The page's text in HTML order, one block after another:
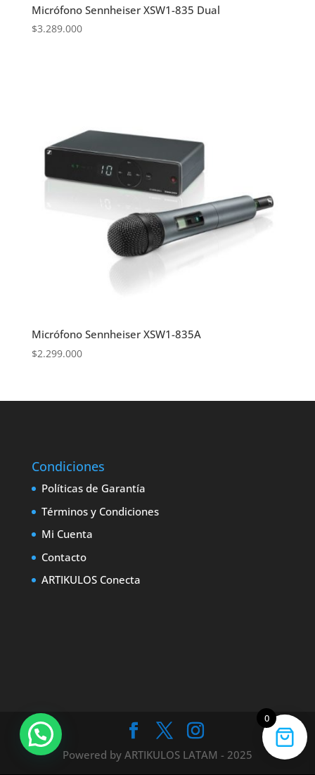
Micrófono Sennheiser XSW1-835 Dual
$3.289.000
Micrófono Sennheiser XSW1-835A
$2.299.000
Condiciones
Políticas de Garantía
Términos y Condiciones
Mi Cuenta
Contacto
ARTIKULOS Conecta
Powered by ARTIKULOS LATAM - 2025
0